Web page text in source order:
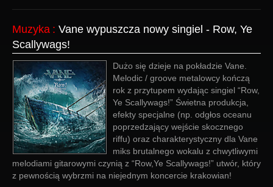
Muzyka : Vane wypuszcza nowy singiel - Row, Ye
Scallywags!
Dużo się dzieje na pokładzie Vane.
Melodic / groove metalowcy kończą
rok z przytupem wydając singiel “Row,
Ye Scallywags!” Świetna produkcja,
efekty specjalne (np. odgłos oceanu
poprzedzający wejście skocznego
riffu) oraz charakterystyczny dla Vane
miks brutalnego wokalu z chwytliwymi
melodiami gitarowymi czynią z “Row,Ye Scallywags!” utwór, który
z pewnością wybrzmi na niejednym koncercie krakowian!